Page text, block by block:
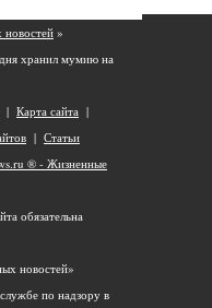
»
хранил мумию на
| Карта сайта |
| Статьи
® - Жизненные
обязательна
новостей»
по надзору в